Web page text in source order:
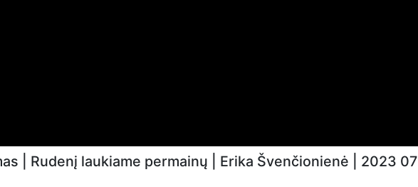
| Rudenį laukiame permainų | Erika Švenčionienė | 2023 07